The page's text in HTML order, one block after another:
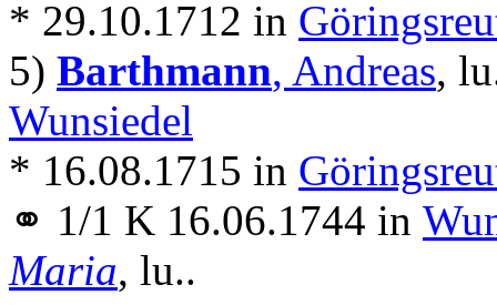
* 29.10.1712 in
5) Barthmann, Andreas,
Wunsiedel
* 16.08.1715 in
⚭ 1/1 K 16.06.1744 in
Maria, lu..